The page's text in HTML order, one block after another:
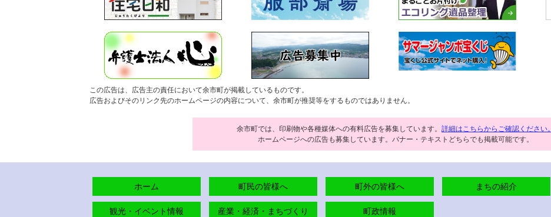
この広告は、広告主の責任において余市町が掲載しているものです。
広告およびそのリンク先のホームページの内容について、余市町が推奨等をするものではありません。
余市町では、印刷物や各種媒体への有料広告を募集しています。 詳細はこちらからご確認ください。
ホームページへの広告も募集しています。バナー・テキストどちらでも掲載可能です。
ホーム 町民の皆様へ 町外の皆様へ まちの紹介
観光・イベント情報 産業・経済・まちづくり 町政情報